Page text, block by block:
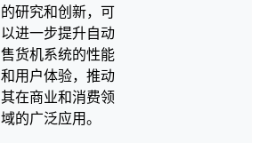
的研究和创新，可
以进一步提升自动
售货机系统的性能
和用户体验，推动
其在商业和消费领
域的广泛应用。